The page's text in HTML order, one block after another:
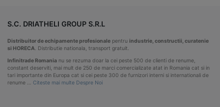
S.C. DRIATHELI GROUP S.R.L
Distribuitor de echipamente profesionale pentru industrie, constructii, curatenie
si HORECA. Distributie nationala, transport gratuit.
Infinitrade Romania nu se rezuma doar la cei peste 500 de clienti de renume,
constant deserviti, mai mult de 250 de marci comercializate atat in Romania cat si in
tari importante din Europa cat si cei peste 300 de furnizori interni si internationali de
renume … Citeste mai multe Despre Noi